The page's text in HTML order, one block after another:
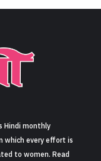
Hindi monthly
which every effort is
to women. Read